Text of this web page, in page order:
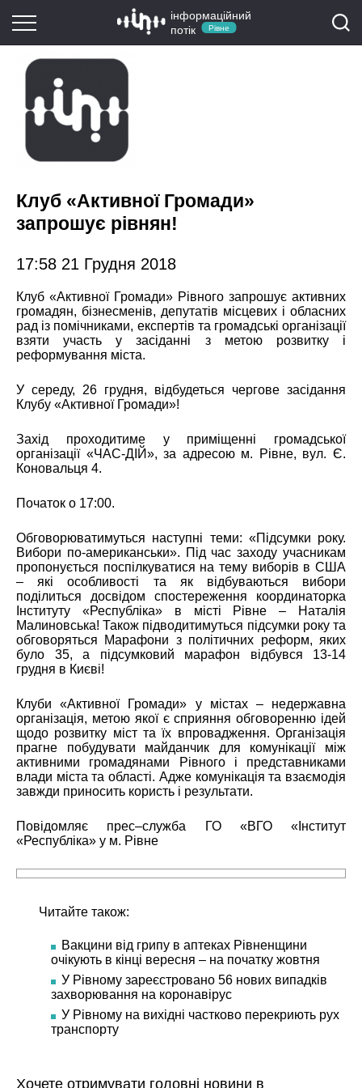
інформаційний
потік
Рівне
Клуб «Активної Громади»
запрошує рівнян!
17:58 21 Грудня 2018
Клуб «Активної Громади» Рівного запрошує активних
громадян, бізнесменів, депутатів місцевих і обласних
рад із помічниками, експертів та громадські організації
взяти участь у засіданні з метою розвитку і
реформування міста.
У середу, 26 грудня, відбудеться чергове засідання
Клубу «Активної Громади»!
Захід проходитиме у приміщенні громадської
організації «ЧАС-ДІЙ», за адресою м. Рівне, вул. Є.
Коновальця 4.
Початок о 17:00.
Обговорюватимуться наступні теми: «Підсумки року.
Вибори по-американськи». Під час заходу учасникам
пропонується поспілкуватися на тему виборів в США
– які особливості та як відбуваються вибори
поділиться досвідом спостереження координаторка
Інституту «Республіка» в місті Рівне – Наталія
Малиновська! Також підводитимуться підсумки року та
обговоряться Марафони з політичних реформ, яких
було 35, а підсумковий марафон відбувся 13-14
грудня в Києві!
Клуби «Активної Громади» у містах – недержавна
організація, метою якої є сприяння обговоренню ідей
щодо розвитку міст та їх впровадження. Організація
прагне побудувати майданчик для комунікації між
активними громадянами Рівного і представниками
влади міста та області. Адже комунікація та взаємодія
завжди приносить користь і результати.
Повідомляє прес–служба ГО «ВГО «Інститут
«Республіка» у м. Рівне
Читайте також:
Вакцини від грипу в аптеках Рівненщини
очікують в кінці вересня – на початку жовтня
У Рівному зареєстровано 56 нових випадків
захворювання на коронавірус
У Рівному на вихідні частково перекриють рух
транспорту
Хочете отримувати головні новини в